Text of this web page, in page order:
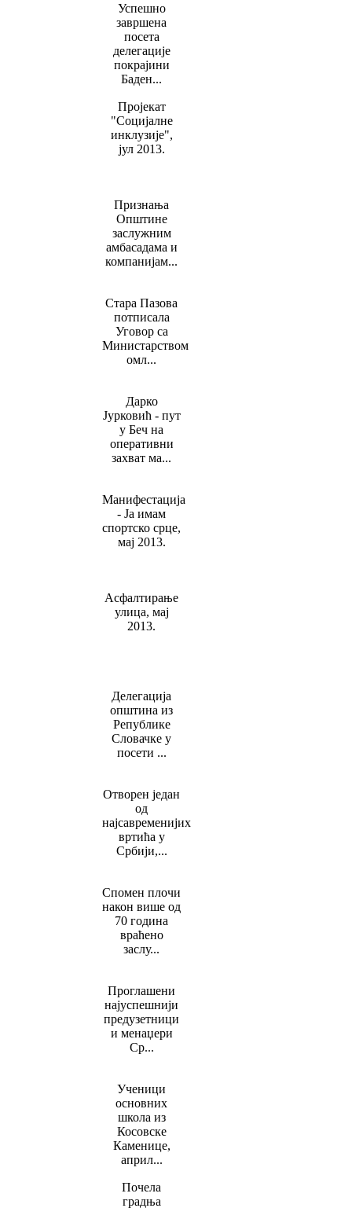
Успешно
завршена
посета
делегације
покрајини
Баден...
Пројекат
"Социјалне
инклузије",
јул 2013.
Признања
Општине
заслужним
амбасадама и
компанијам...
Стара Пазова
потписала
Уговор са
Министарством
омл...
Дарко
Јурковић - пут
у Беч на
оперативни
захват ма...
Манифестација
- Jа имам
спортско срце,
мај 2013.
Асфалтирање
улица, мај
2013.
Делегација
oпштина из
Републике
Словачке у
посети ...
Отворен један
од
најсавременијих
вртића у
Србији,...
Спомен плочи
након више од
70 година
враћено
заслу...
Проглашени
најуспешнији
предузетници
и менаџери
Ср...
Ученици
основних
школа из
Косовске
Каменице,
април...
Почела
градња